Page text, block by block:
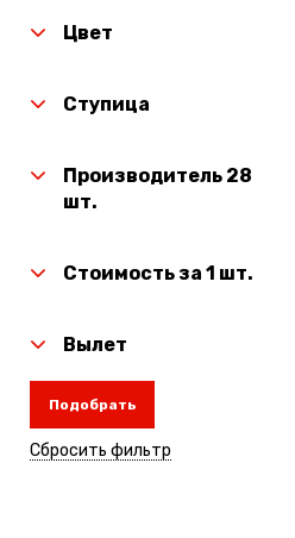
Цвет
Ступица
Производитель 28
шт.
Стоимость за 1 шт.
Вылет
Подобрать
Сбросить фильтр